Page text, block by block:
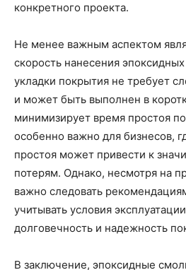
конкретного проекта.
Не менее важным аспектом
скорость нанесения
укладки покрытия не требует
и может быть выполнен в
минимизирует время простоя
особенно важно для бизнесов,
простоя может привести к
потерям. Однако, несмотря на
важно следовать
учитывать условия
долговечность и надежность
В заключение, эпоксидные